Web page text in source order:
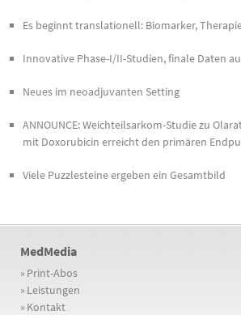
Es beginnt translationell: Biomarker,
Innovative Phase-I/II-Studien, finale Daten
Neues im neoadjuvanten Setting
ANNOUNCE: Weichteilsarkom-Studie zu
mit Doxorubicin erreicht den primären
Viele Puzzlesteine ergeben ein Gesamtbild
MedMedia
»Print-Abos
»Leistungen
»Kontakt